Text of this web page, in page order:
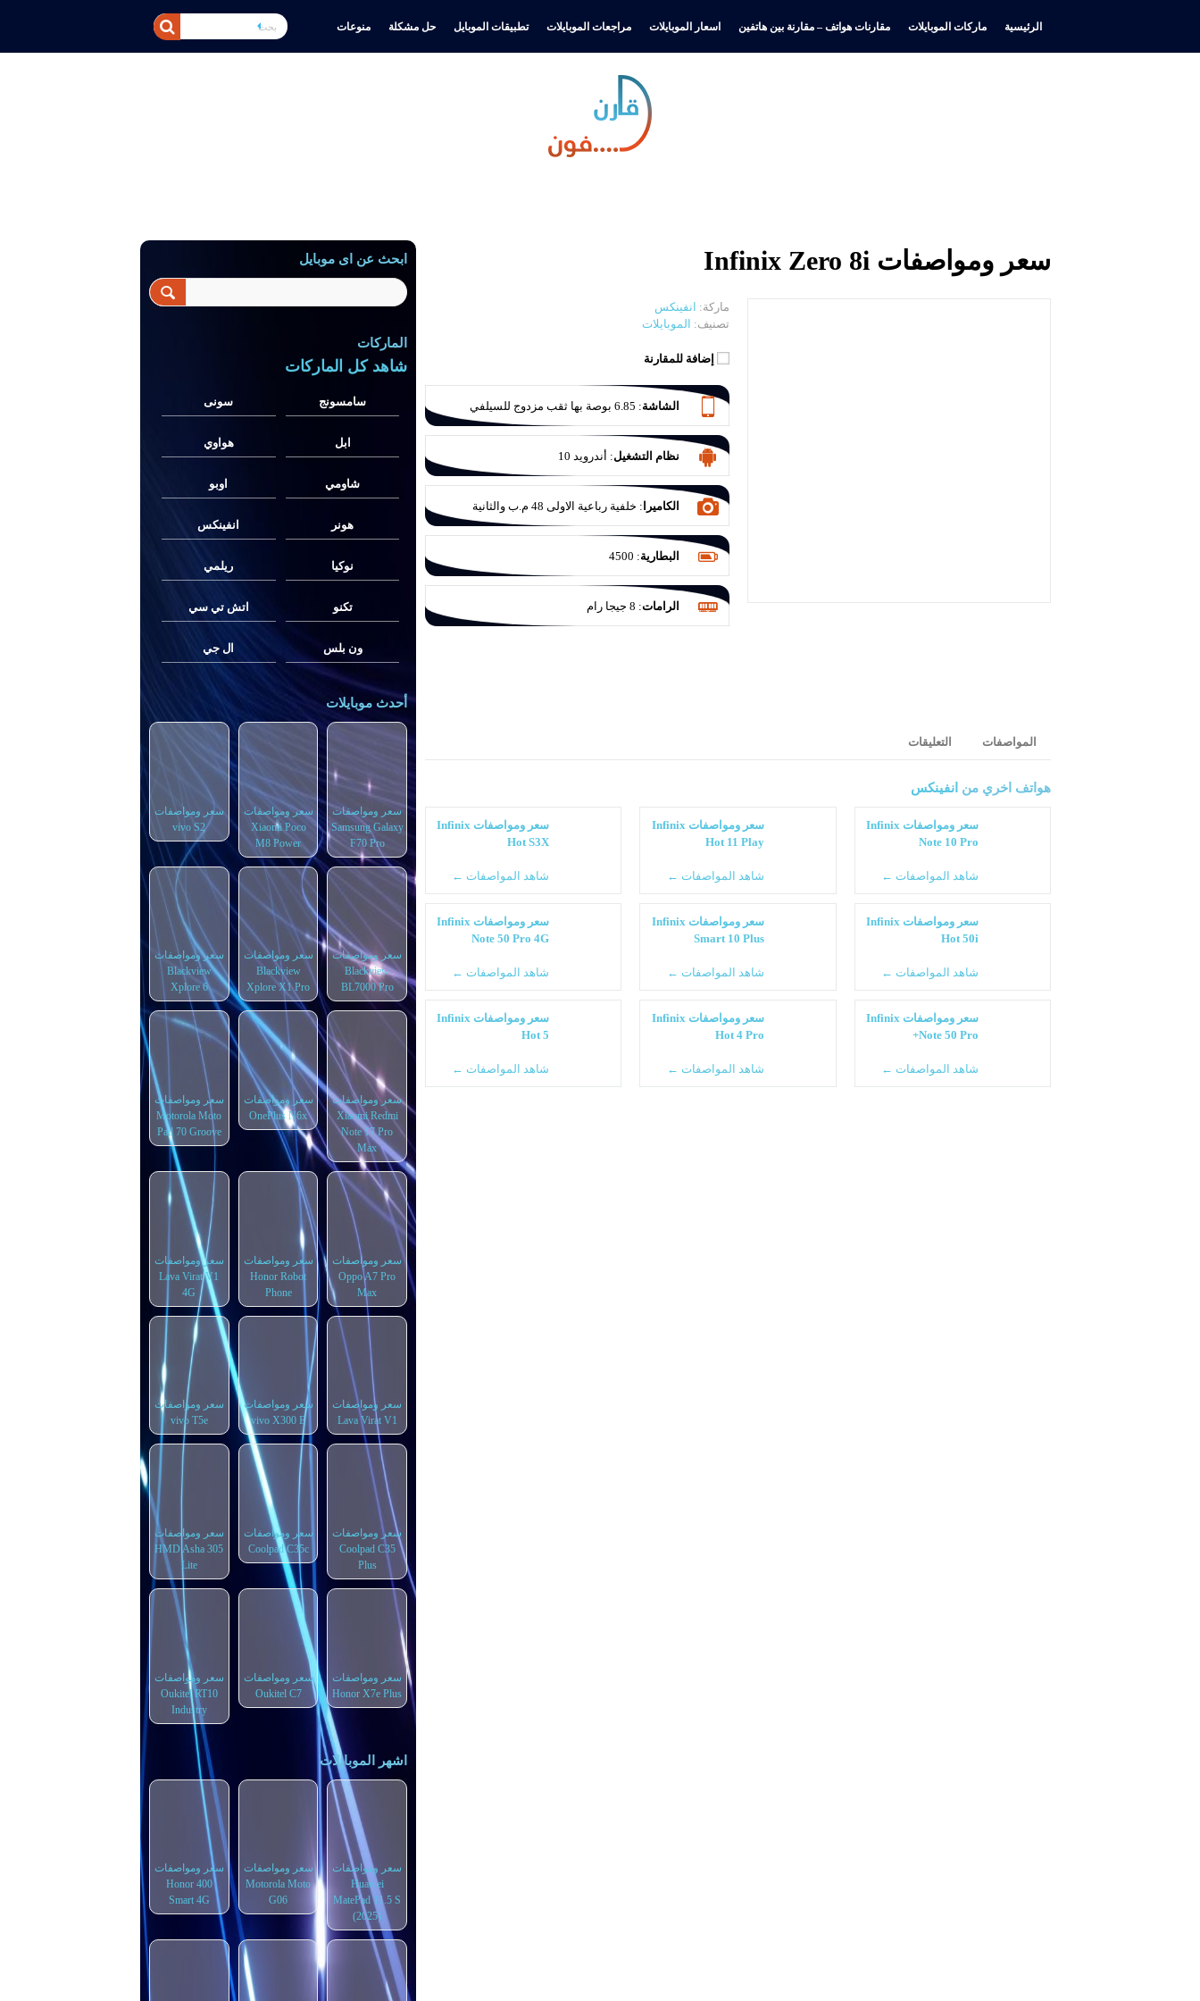
الرئيسية ماركات الموبايلات مقارنات هواتف – مقارنة بين هاتفين اسعار الموبايلات مراجعات الموبايلات تطبيقات الموبايل حل مشكلة منوعات
سعر ومواصفات Infinix Zero 8i
ماركة: انفينكس
تصنيف: الموبايلات
إضافة للمقارنة
الشاشة: 6.85 بوصة بها ثقب مزدوج للسيلفي
نظام التشغيل: أندرويد 10
الكاميرا :
خلفية رباعية الاولى 48 م.ب والثانية
للتصوير الواسع 8 م.ب بفتحة عدسة F/2.2 والثالثة
للتصوير الليلي 2 م.ب بفتحة عدسة F/2.4 والرابعة
عزل 2 ميجا بكسل بفتحة عدسة F/2.4
البطارية:
4500
الرامات: 8 جيجا رام
المواصفات التعليقات
هواتف اخري من انفينكس
سعر ومواصفات Infinix
Note 10 Pro
شاهد المواصفات ←
سعر ومواصفات Infinix
Hot 11 Play
شاهد المواصفات ←
سعر ومواصفات Infinix
Hot S3X
شاهد المواصفات ←
سعر ومواصفات Infinix
Hot 50i
شاهد المواصفات ←
سعر ومواصفات Infinix
Smart 10 Plus
شاهد المواصفات ←
سعر ومواصفات Infinix
Note 50 Pro 4G
شاهد المواصفات ←
سعر ومواصفات Infinix
Note 50 Pro+
شاهد المواصفات ←
سعر ومواصفات Infinix
Hot 4 Pro
شاهد المواصفات ←
سعر ومواصفات Infinix
Hot 5
شاهد المواصفات ←
ابحث عن اى موبايل
الماركات
شاهد كل الماركات
سامسونج سونى
ابل هواوي
شاومي اوبو
هونر انفينكس
نوكيا ريلمي
تكنو اتش تي سي
ون بلس ال جي
أحدث موبايلات
سعر ومواصفات
Samsung Galaxy
F70 Pro
سعر ومواصفات
Xiaomi Poco
M8 Power
سعر ومواصفات
vivo S2
سعر ومواصفات
Blackview
BL7000 Pro
سعر ومواصفات
Blackview
Xplore X1 Pro
سعر ومواصفات
Blackview
Xplore 6
سعر ومواصفات
Xiaomi Redmi
Note 17 Pro
Max
سعر ومواصفات
OnePlus N6x
سعر ومواصفات
Motorola Moto
Pad 70 Groove
سعر ومواصفات
Oppo A7 Pro
Max
سعر ومواصفات
Honor Robot
Phone
سعر ومواصفات
Lava Virat V1
4G
سعر ومواصفات
Lava Virat V1
سعر ومواصفات
vivo X300 E
سعر ومواصفات
vivo T5e
سعر ومواصفات
Coolpad C35
Plus
سعر ومواصفات
Coolpad C35c
سعر ومواصفات
HMD Asha 305
Lite
سعر ومواصفات
Honor X7e Plus
سعر ومواصفات
Oukitel C7
سعر ومواصفات
Oukitel RT10
Industry
اشهر الموبايلات
سعر ومواصفات
Huawei
MatePad 11.5 S
(2025)
سعر ومواصفات
Motorola Moto
G06
سعر ومواصفات
Honor 400
Smart 4G